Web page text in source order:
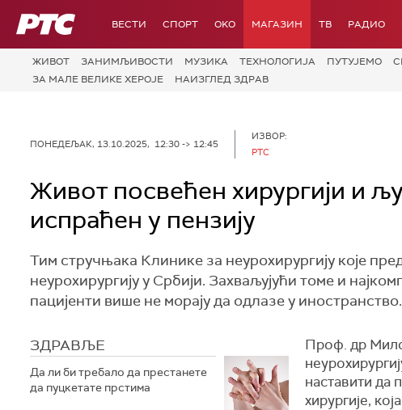
РТС ВЕСТИ СПОРТ OKO МАГАЗИН ТВ РАДИО
ЖИВОТ ЗАНИМЉИВОСТИ МУЗИКА ТЕХНОЛОГИЈA ПУТУЈЕМО
ЗА МАЛЕ ВЕЛИКЕ ХЕРОЈЕ
НАИЗГЛЕД ЗДРАВ
ПОНЕДЕЉАК, 13.10.2025, 12:30 -> 12:45
ИЗВОР:
РТС
Живот посвећен хирургији и
испраћен у пензију
Тим стручњака Клинике за неурохирургију које
неурохирургију у Србији. Захваљујући томе и
пацијенти више не морају да одлазе у иностранство.
ЗДРАВЉЕ
Да ли би требало да престанете
да пуцкетате прстима
Проф. др
наставити да
хирургије,